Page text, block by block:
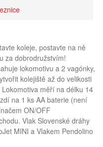
koleje, postavte na ně
za dobrodružstvím!
lokomotivu a 2 vagónky,
kolejiště až do velikosti
měří na délku 14
na 1 ks AA baterie (není
ON/OFF
Vlak Slovenské dráhy
MINI a Vlakem Pendolino